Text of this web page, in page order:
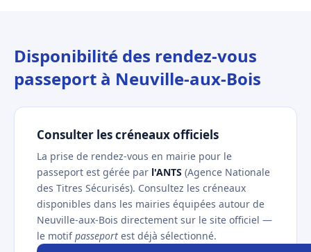
Disponibilité des rendez-vous
passeport à Neuville-aux-Bois
Consulter les créneaux officiels
La prise de rendez-vous en mairie pour le
passeport est gérée par l'ANTS (Agence Nationale
des Titres Sécurisés). Consultez les créneaux
disponibles dans les mairies équipées autour de
Neuville-aux-Bois directement sur le site officiel —
le motifpasseport est déjà sélectionné.